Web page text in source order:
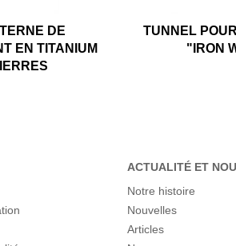
DE
EN TITANIUM
TUNNEL
"IRON
ACTUALITÉ ET
Notre histoire
Nouvelles
Articles